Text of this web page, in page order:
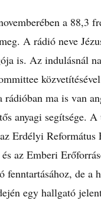
a
A rádió neve
is. Az indulásnál
ma is van
anyagi segítsége.
Erdélyi
az Emberi
de a
egy hallgató